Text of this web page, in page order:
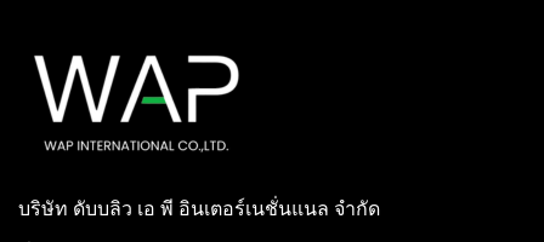
บริษัท ดับบลิว เอ พี อินเตอร์เนชั่นแนล จำกัด